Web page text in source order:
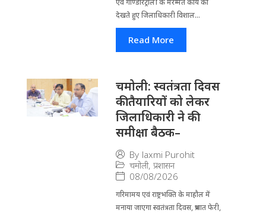
देखते हुए जिलाधिकारी विशाल...
Read More
चमोली: स्वतंत्रता दिवस
की तैयारियों को लेकर
जिलाधिकारी ने की
समीक्षा बैठक–
By laxmi Purohit
चमोली, प्रशासन
08/08/2026
गरिमामय एवं राष्ट्रभक्ति के माहौल में
मनाया जाएगा स्वतंत्रता दिवस, प्रभात फेरी,